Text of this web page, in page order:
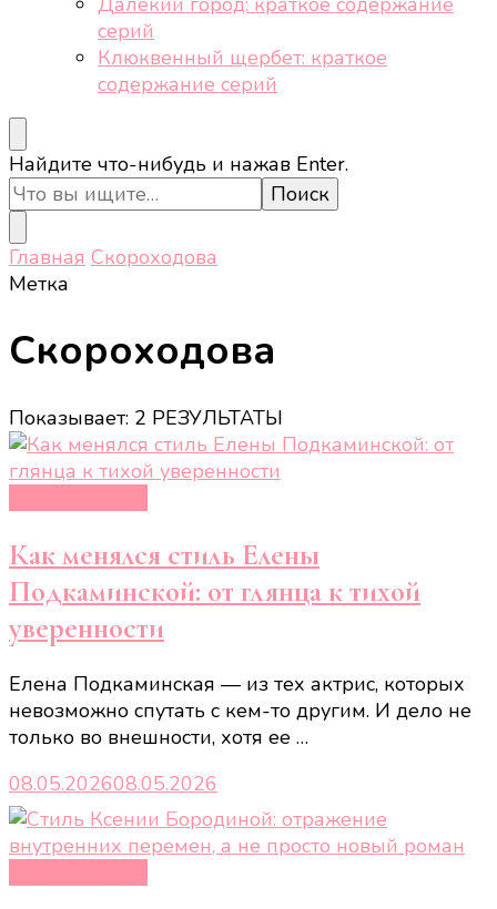
серий
Клюквенный щербет: краткое
содержание серий
Ищите
что-
то?
Найдите что-нибудь и нажав Enter.
Главная Скороходова
Метка
Скороходова
Показывает: 2 РЕЗУЛЬТАТЫ
Как менялся стиль Елены
Подкаминской: от глянца к тихой
уверенности
Елена Подкаминская — из тех актрис, которых
невозможно спутать с кем-то другим. И дело не
только во внешности, хотя ее …
08.05.202608.05.2026